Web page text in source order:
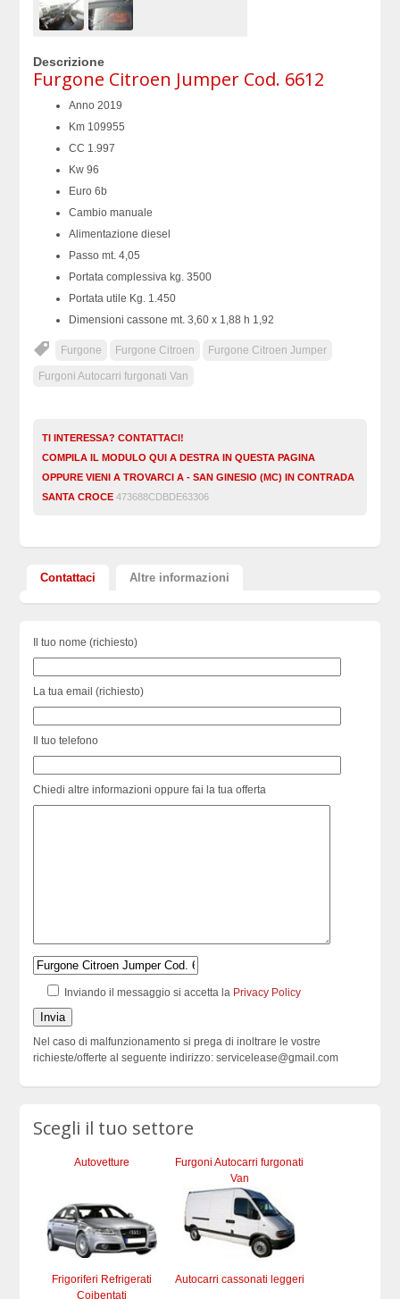
Descrizione
Furgone Citroen Jumper Cod. 6612
Anno 2019
Km 109955
CC 1.997
Kw 96
Euro 6b
Cambio manuale
Alimentazione diesel
Passo mt. 4,05
Portata complessiva kg. 3500
Portata utile Kg. 1.450
Dimensioni cassone mt. 3,60 x 1,88 h 1,92
Furgone Furgone Citroen Furgone Citroen Jumper
Furgoni Autocarri furgonati Van
TI INTERESSA? CONTATTACI!
COMPILA IL MODULO QUI A DESTRA IN QUESTA PAGINA
OPPURE VIENI A TROVARCI A - SAN GINESIO (MC) IN CONTRADA
SANTA CROCE473688CDBDE63306
Contattaci Altre informazioni
Il tuo nome (richiesto)
La tua email (richiesto)
Il tuo telefono
Chiedi altre informazioni oppure fai la tua offerta
Inviando il messaggio si accetta la Privacy Policy
Nel caso di malfunzionamento si prega di inoltrare le vostre
richieste/offerte al seguente indirizzo: servicelease@gmail.com
Scegli il tuo settore
Autovetture
Furgoni Autocarri furgonati
Van
Frigoriferi Refrigerati
Coibentati
Autocarri cassonati leggeri